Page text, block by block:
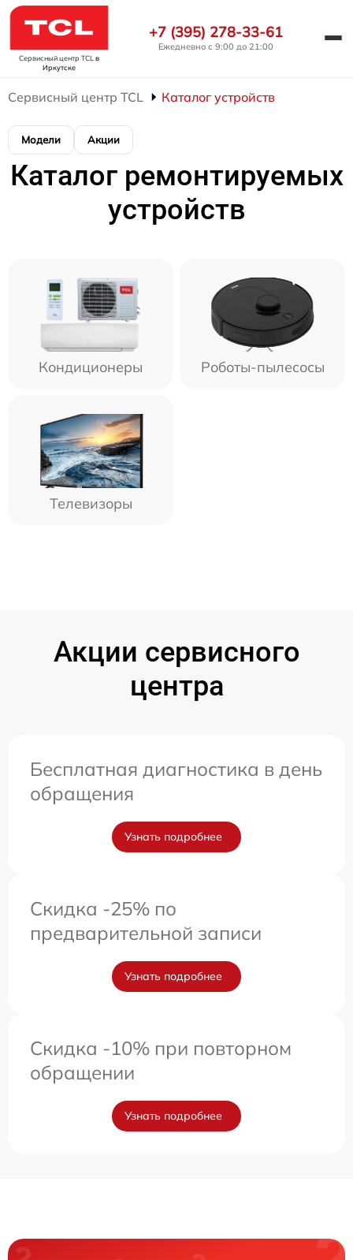
Сервисный центр TCL в
Иркутске
+7 (395) 278-33-61
Ежедневно с 9:00 до 21:00
Сервисный центр TCL Каталог устройств
Модели Акции
Каталог ремонтируемых
устройств
Кондиционеры Роботы-пылесосы
Телевизоры
Акции сервисного
центра
Бесплатная диагностика в день
обращения
Узнать подробнее
Скидка -25% по
предварительной записи
Узнать подробнее
Скидка -10% при повторном
обращении
Узнать подробнее